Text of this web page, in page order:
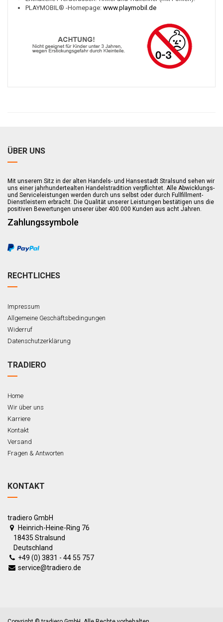
PLAYMOBIL® -Homepage: www.playmobil.de
ÜBER UNS
Mit unserem Sitz in der alten Handels- und Hansestadt Stralsund sehen wir
uns einer jahrhundertealten Handelstradition verpflichtet. Alle Abwicklungs-
und Serviceleistungen werden durch uns selbst oder durch Fullfillment-
Dienstleistern erbracht. Die Qualität unserer Leistungen bestätigen uns die
positiven Bewertungen unserer über 400.000 Kunden aus acht Jahren.
Zahlungssymbole
RECHTLICHES
Impressum
Allgemeine Geschäftsbedingungen
Widerruf
Datenschutzerklärung
TRADIERO
Home
Wir über uns
Karriere
Kontakt
Versand
Fragen & Antworten
KONTAKT
tradiero GmbH
Heinrich-Heine-Ring 76
18435 Stralsund
Deutschland
+49 (0) 3831 - 44 55 757
service@tradiero.de